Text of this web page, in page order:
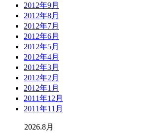
2012年9月
2012年8月
2012年7月
2012年6月
2012年5月
2012年4月
2012年3月
2012年2月
2012年1月
2011年12月
2011年11月
2026.8月